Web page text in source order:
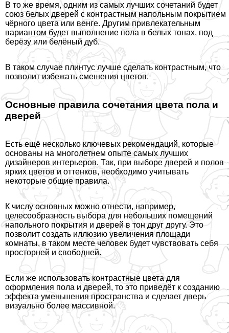
В то же время, одним из самых лучших сочетаний будет
союз белых дверей с контрастным напольным покрытием
чёрного цвета или венге. Другим привлекательным
вариантом будет выполнение пола в белых тонах, под
берёзу или белёный дуб.
В таком случае плинтус лучше сделать контрастным, что
позволит избежать смешения цветов.
Основные правила сочетания цвета пола и
дверей
Есть ещё несколько ключевых рекомендаций, которые
основаны на многолетнем опыте самых лучших
дизайнеров интерьеров. Так, при выборе дверей и полов
ярких цветов и оттенков, необходимо учитывать
некоторые общие правила.
К числу основных можно отнести, например,
целесообразность выбора для небольших помещений
напольного покрытия и дверей в тон друг другу. Это
позволит создать иллюзию увеличения площади
комнаты, в таком месте человек будет чувствовать себя
просторней и свободней.
Если же использовать контрастные цвета для
оформления пола и дверей, то это приведёт к созданию
эффекта уменьшения прострaнcтва и сделает дверь
визуально более массивной.